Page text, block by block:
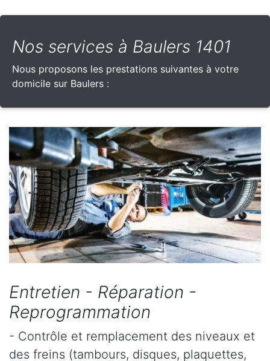
Nos services à Baulers 1401
Nous proposons les prestations suivantes à votre
domicile sur Baulers :
Entretien - Réparation -
Reprogrammation
- Contrôle et remplacement des niveaux et
des freins (tambours, disques, plaquettes,